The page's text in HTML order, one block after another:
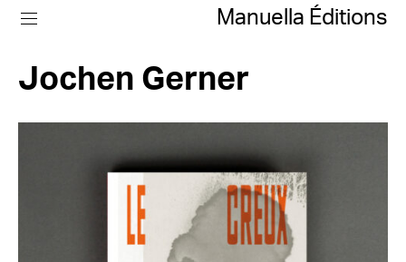
Manuella Éditions
Jochen Gerner